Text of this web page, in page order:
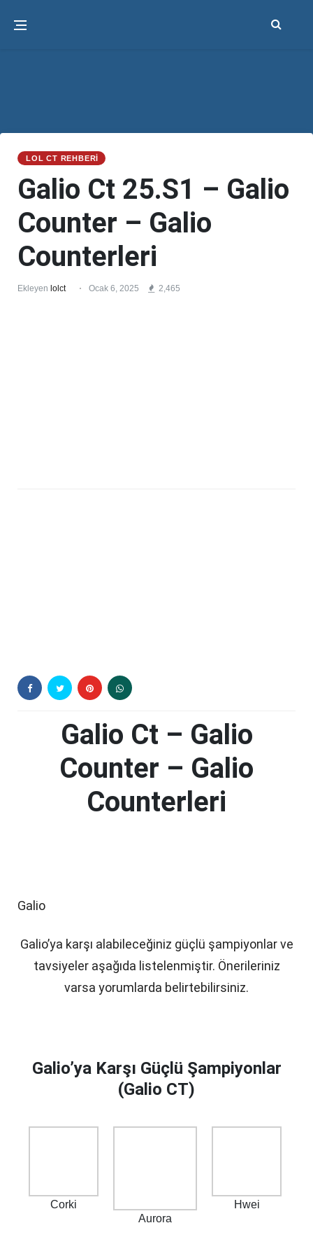
LOL CT REHBERI
Galio Ct 25.S1 – Galio
Counter – Galio
Counterleri
Ekleyen lolct Ocak 6, 2025 2,465
Galio Ct – Galio
Counter – Galio
Counterleri
Galio
Galio’ya karşı alabileceğiniz güçlü şampiyonlar ve
tavsiyeler aşağıda listelenmiştir. Önerileriniz
varsa yorumlarda belirtebilirsiniz.
Galio’ya Karşı Güçlü Şampiyonlar
(Galio CT)
Corki
Aurora
Hwei